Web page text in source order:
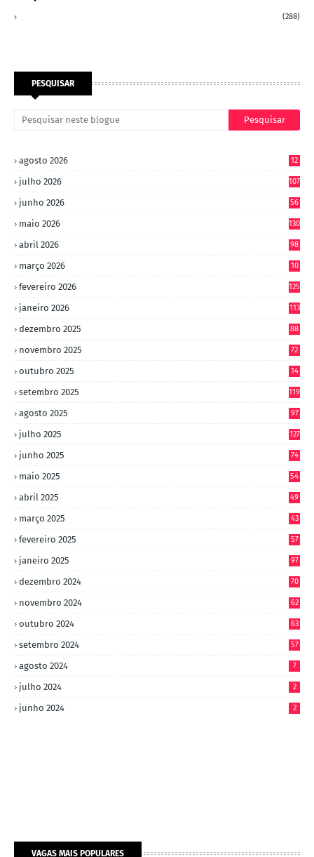
(288)
PESQUISAR
agosto 2026 12
julho 2026 107
junho 2026 56
maio 2026 130
abril 2026 98
março 2026
10
fevereiro 2026 125
janeiro 2026 113
dezembro 2025 88
novembro 2025 72
outubro 2025
14
setembro 2025 119
agosto 2025 97
julho 2025 127
junho 2025 74
maio 2025 54
abril 2025 49
março 2025 43
fevereiro 2025 57
janeiro 2025 97
dezembro 2024 70
novembro 2024 62
outubro 2024 63
setembro 2024 57
agosto 2024 7
julho 2024 2
junho 2024 2
VAGAS MAIS POPULARES